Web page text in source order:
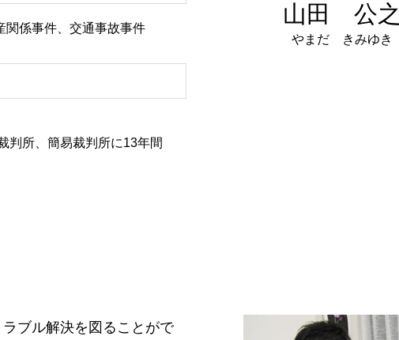
関係事件、交通事故事件
判所、簡易裁判所に13年間
山田 公之
やまだ きみゆき
ブル解決を図ることがで